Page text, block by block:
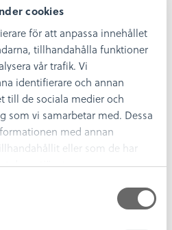
cookies
för att anpassa innehållet
tillhandahålla funktioner
vår trafik. Vi
identifierare och annan
till de sociala medier och
som vi samarbetar med. Dessa
med annan
eller som de har
deras tjänster.